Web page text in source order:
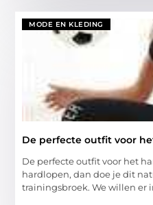
MODE EN KLEDING
De perfecte outfit voor
De perfecte outfit voor het
hardlopen, dan doe je dit
trainingsbroek. We willen er